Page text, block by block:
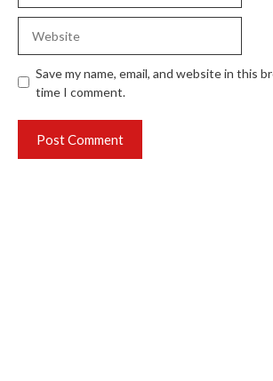
Save my name, email, and website in this
time I comment.